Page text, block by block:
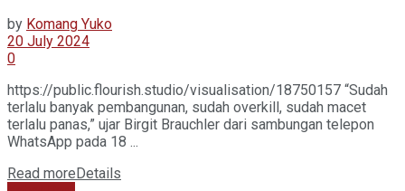
by Komang Yuko
20 July 2024
0
https://public.flourish.studio/visualisation/18750157 “Sudah
terlalu banyak pembangunan, sudah overkill, sudah macet
terlalu panas,” ujar Birgit Brauchler dari sambungan telepon
WhatsApp pada 18 ...
Read more Details